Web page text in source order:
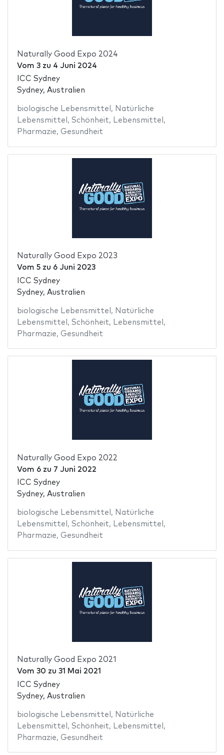
Naturally Good Expo 2024
Vom 3zu 4 Juni 2024
ICC Sydney
Sydney, Australien
biologische Lebensmittel , Natürliche
Lebensmittel , Schönheit, Lebensmittel ,
Pharmazie, Gesundheit
Naturally Good Expo 2023
Vom 5zu 6 Juni 2023
ICC Sydney
Sydney, Australien
biologische Lebensmittel , Natürliche
Lebensmittel , Schönheit, Lebensmittel ,
Pharmazie, Gesundheit
Naturally Good Expo 2022
Vom 6zu 7 Juni 2022
ICC Sydney
Sydney, Australien
biologische Lebensmittel , Natürliche
Lebensmittel , Schönheit, Lebensmittel ,
Pharmazie, Gesundheit
Naturally Good Expo 2021
Vom 30 zu 31 Mai 2021
ICC Sydney
Sydney, Australien
biologische Lebensmittel , Natürliche
Lebensmittel , Schönheit, Lebensmittel ,
Pharmazie, Gesundheit